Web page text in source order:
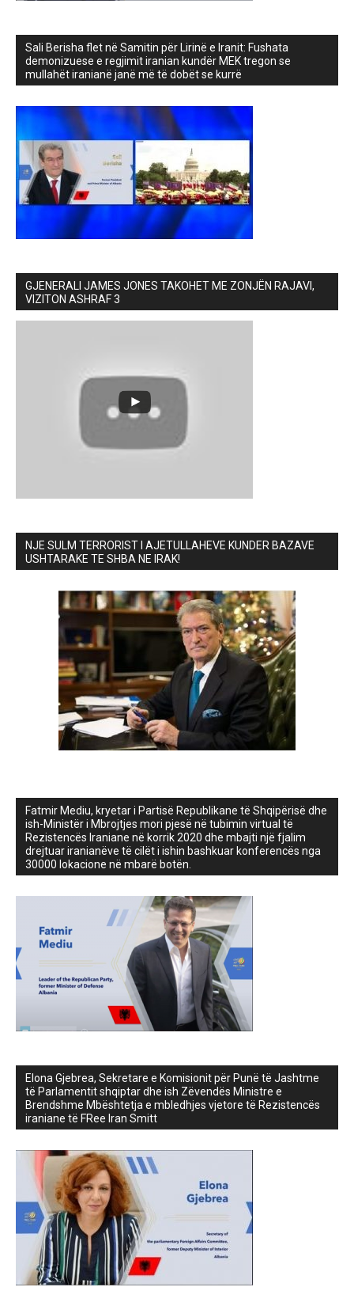
Sali Berisha flet në Samitin për Lirinë e Iranit: Fushata
demonizuese e regjimit iranian kundër MEK tregon se
mullahët iranianë janë më të dobët se kurrë
GJENERALI JAMES JONES TAKOHET ME ZONJËN RAJAVI,
VIZITON ASHRAF 3
NJE SULM TERRORIST I AJETULLAHEVE KUNDER BAZAVE
USHTARAKE TE SHBA NE IRAK!
Fatmir Mediu, kryetar i Partisë Republikane të Shqipërisë dhe
ish-Ministër i Mbrojtjes mori pjesë në tubimin virtual të
Rezistencës Iraniane në korrik 2020 dhe mbajti një fjalim
drejtuar iranianëve të cilët i ishin bashkuar konferencës nga
30000 lokacione në mbarë botën.
Elona Gjebrea, Sekretare e Komisionit për Punë të Jashtme
të Parlamentit shqiptar dhe ish Zëvendës Ministre e
Brendshme Mbështetja e mbledhjes vjetore të Rezistencës
iraniane të FRee Iran Smitt